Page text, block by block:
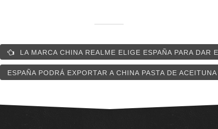
LA MARCA CHINA REALME ELIGE ESPAÑA PARA DAR
ESPAÑA PODRÁ EXPORTAR A CHINA PASTA DE